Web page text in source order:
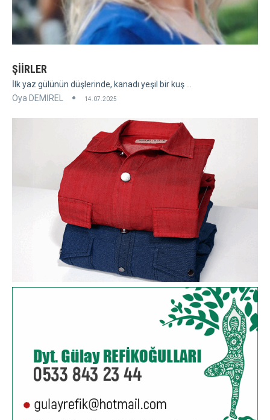
ŞİİRLER
İlk yaz gülünün düşlerinde, kanadı yeşil bir kuş ...
Oya DEMİREL
14.07.2025